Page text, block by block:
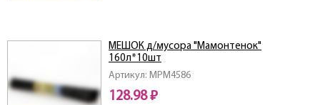
Артикул: MPM4586
МЕШОК д/мусора "Мамонтенок"
160л*10шт
128.98 ₽